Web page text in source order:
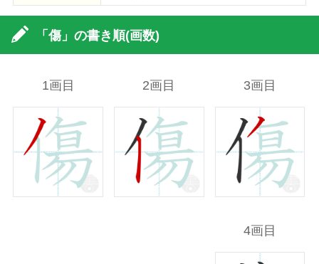
「傷」の書き順(画数)
1画目 2画目 3画目
4画目